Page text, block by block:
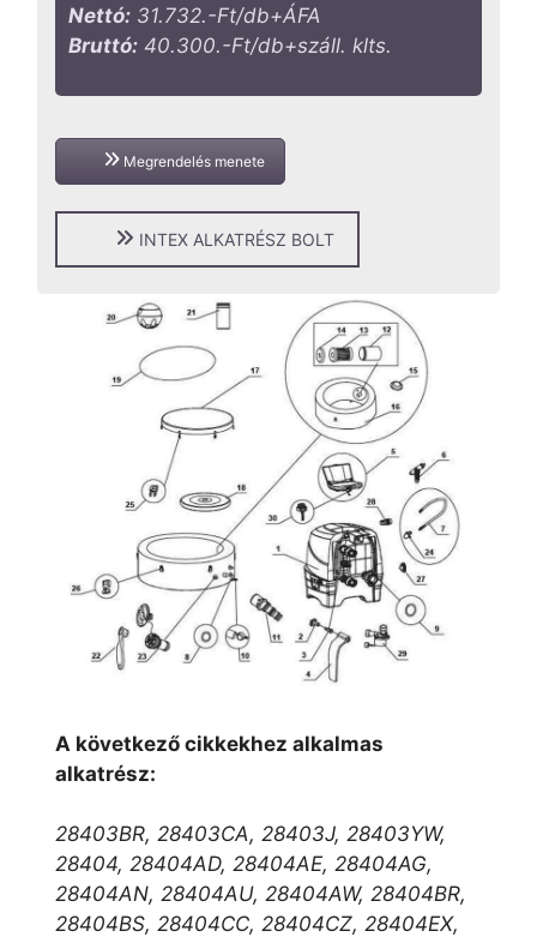
Nettó: 31.732.-Ft/db+ÁFA
Bruttó: 40.300.-Ft/db+száll. klts.
Megrendelés menete
INTEX ALKATRÉSZ BOLT
A következő cikkekhez alkalmas
alkatrész:
28403BR, 28403CA, 28403J, 28403YW,
28404, 28404AD, 28404AE, 28404AG,
28404AN, 28404AU, 28404AW, 28404BR,
28404BS, 28404CC, 28404CZ, 28404EX,